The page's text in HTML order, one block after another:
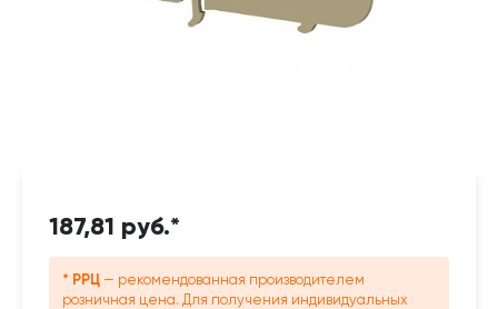
187,81 руб.*
* РРЦ — рекомендованная производителем
розничная цена. Для получения индивидуальных